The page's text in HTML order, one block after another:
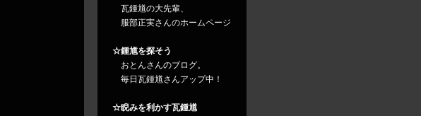
瓦鍾馗の大先輩、
服部正実さんのホームページ
☆鍾馗を探そう
おとんさんのブログ。
毎日瓦鍾馗さんアップ中！
☆睨みを利かす瓦鍾馗